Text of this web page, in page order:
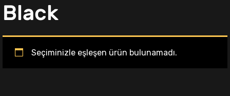
Black
Seçiminizle eşleşen ürün bulunamadı.